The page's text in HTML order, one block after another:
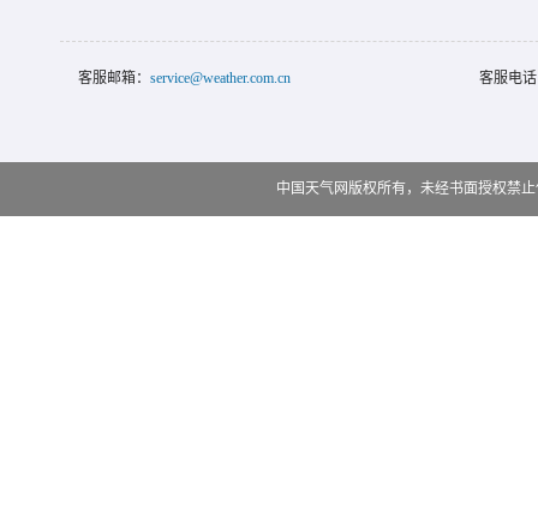
客服邮箱： service@weather.com.cn 客服电
中国天气网版权所有，未经书面授权